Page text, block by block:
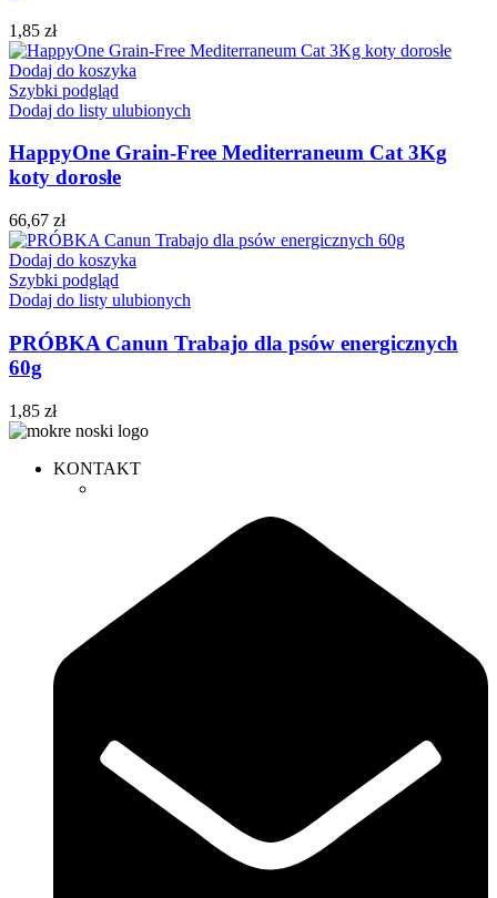
1,85 zł
Dodaj do koszyka
Szybki podgląd
Dodaj do listy ulubionych
HappyOne Grain-Free Mediterraneum Cat 3Kg
koty dorosłe
66,67 zł
Dodaj do koszyka
Szybki podgląd
Dodaj do listy ulubionych
PRÓBKA Canun Trabajo dla psów energicznych
60g
1,85 zł
KONTAKT